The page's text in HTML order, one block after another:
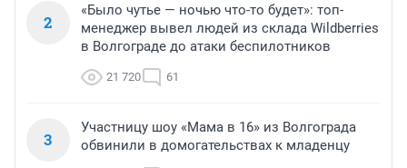
2
«Было чутье — ночью что-то будет»: топ-
менеджер вывел людей из склада Wildberries
в Волгограде до атаки беспилотников
21 720 61
3
Участницу шоу «Мама в 16» из Волгограда
обвинили в домогательствах к младенцу